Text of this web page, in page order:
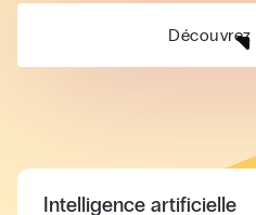
Intelligence artificielle